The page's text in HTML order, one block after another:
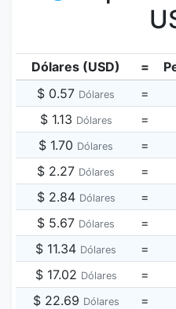
Dólares (USD) =
$ 0.57 Dólares =
$ 1.13 Dólares =
$ 1.70 Dólares =
$ 2.27 Dólares =
$ 2.84 Dólares =
$ 5.67 Dólares =
$ 11.34 Dólares =
$ 17.02 Dólares =
$ 22.69 Dólares =